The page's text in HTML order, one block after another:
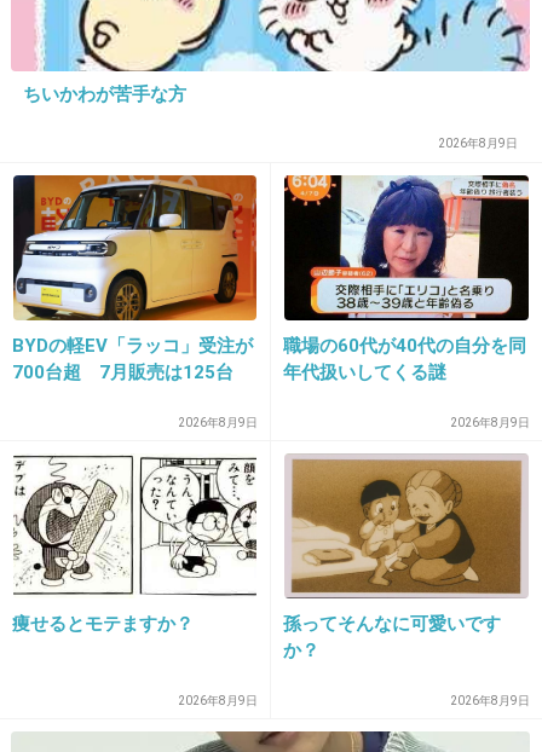
普通の人のごはん見るの好きなんです
+194 -122
20. 匿名2015/05/10(日) 23:28:02
+10 -179
21. 匿名2015/05/10(日) 23:28:07
+14 -118
22. 匿名2015/05/10(日) 23:28:08
鉄腕ダッシュ
+287
ちいかわが苦手な方
2026年8月9日
BYDの軽EV「ラッコ」受注が
700台超 7月販売は125台
2026年8月9日
職場の60代が40代の自分を同
年代扱いしてくる謎
2026年8月9日
痩せるとモテますか？
2026年8月9日
孫ってそんなに可愛いです
か？
2026年8月9日